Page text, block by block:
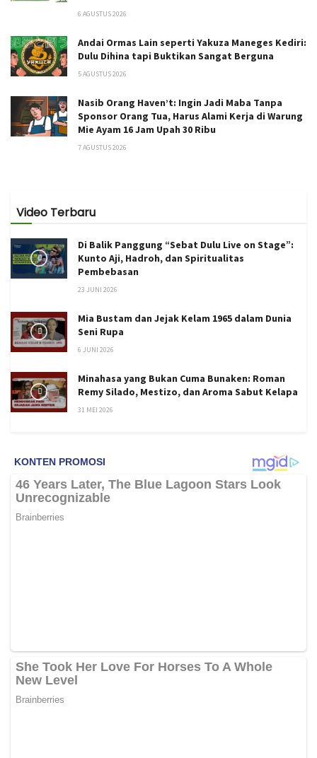
6 AGUSTUS 2026
Andai Ormas Lain seperti Yakuza Maneges Kediri:
Dulu Dihina tapi Buktikan Sangat Berguna
5 AGUSTUS 2026
Nasib Orang Haven’t: Ingin Jadi Maba Tanpa
Sponsor Orang Tua, Harus Alami Kerja di Warung
Mie Ayam 16 Jam Upah 30 Ribu
7 AGUSTUS 2026
Video Terbaru
Di Balik Panggung “Sebat Dulu Live on Stage”:
Kunto Aji, Hadroh, dan Spiritualitas
Pembebasan
23 JUNI 2026
Mia Bustam dan Jejak Kelam 1965 dalam Dunia
Seni Rupa
6 JUNI 2026
Minahasa yang Bukan Cuma Bunaken: Roman
Remy Silado, Mestizo, dan Aroma Sabut Kelapa
31 MEI 2026